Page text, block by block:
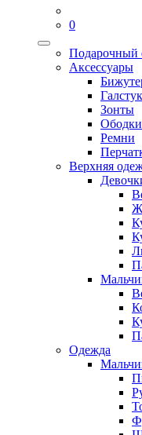
0
Подарочный
Аксессуары
Зонты
Ремни
Верхняя
Одежда